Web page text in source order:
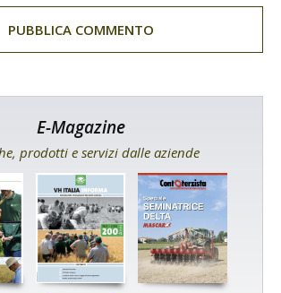
E-Magazine
prodotti e servizi dalle aziende